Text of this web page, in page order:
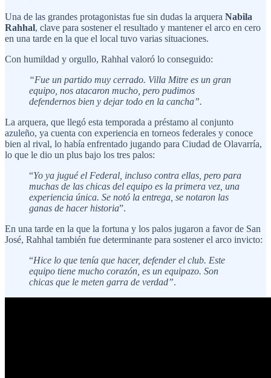
Una de las grandes protagonistas fue sin dudas la arquera Nabila
Rahhal, clave para sostener el resultado y mantener el arco en cero
en una tarde en la que el local tuvo varias situaciones.
Con humildad y orgullo, Rahhal valoró lo conseguido:
“Fue un partido muy cerrado. Villa Mitre es un gran
equipo, nos atacaron mucho, pero pudimos
defendernos bien y dejar todo en la cancha”.
La arquera, que llegó esta temporada a préstamo al conjunto
azuleño, ya cuenta con experiencia en torneos federales y conoce
bien al rival, lo había enfrentado jugando para Ciudad de Olavarría,
lo que le dio un plus bajo los tres palos:
“Yo ya jugué el Federal, incluso contra ellas, pero para
muchas de las chicas del equipo es la primera vez, una
experiencia única. Se notó la entrega, se notaron las
ganas de hacer historia”.
En una tarde en la que la fortuna y los palos jugaron a favor de San
José, Rahhal también fue determinante para sostener el arco invicto:
“Hice lo que tenía que hacer, defender el club. Este
equipo tiene mucho corazón, es un equipazo. Son
chicas que le meten garra de verdad”.